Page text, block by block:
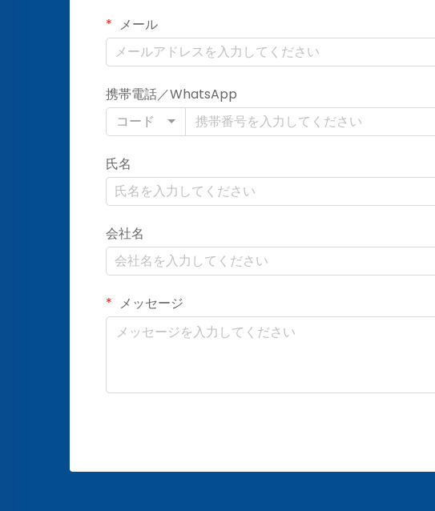
メール
携帯電話／WhatsApp
コード
氏名
会社名
メッセージ